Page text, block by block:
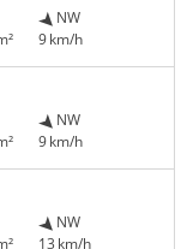
NW
9 km/h
NW
9 km/h
NW
13 km/h